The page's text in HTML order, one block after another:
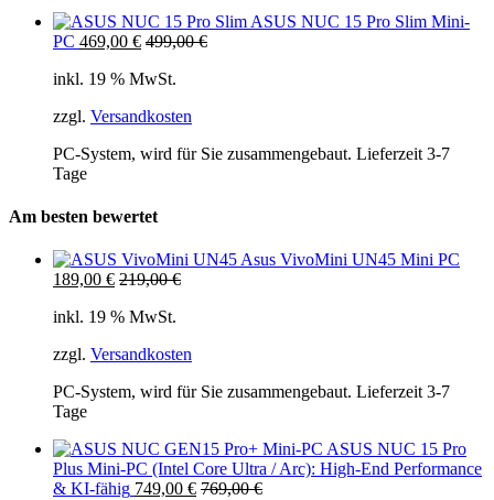
ASUS NUC 15 Pro Slim Mini-
PC 469,00 € 499,00€
inkl. 19 % MwSt.
zzgl. Versandkosten
PC-System, wird für Sie zusammengebaut. Lieferzeit 3-7
Tage
Am besten bewertet
Asus VivoMini UN45 Mini PC
189,00 € 219,00€
inkl. 19 % MwSt.
zzgl. Versandkosten
PC-System, wird für Sie zusammengebaut. Lieferzeit 3-7
Tage
ASUS NUC 15 Pro
Plus Mini-PC (Intel Core Ultra / Arc): High-End Performance
& KI-fähig 749,00 € 769,00€